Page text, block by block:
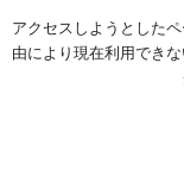
アクセスしようとした
由により現在利用でき